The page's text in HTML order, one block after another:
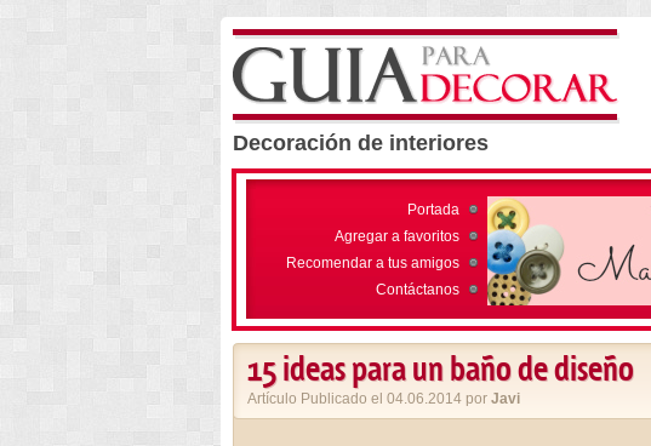
Decoración de interiores
Portada
Agregar a favoritos
Recomendar a tus amigos
Contáctanos
15 ideas para un baño de diseño
Artículo Publicado el 04.06.2014 por Javi